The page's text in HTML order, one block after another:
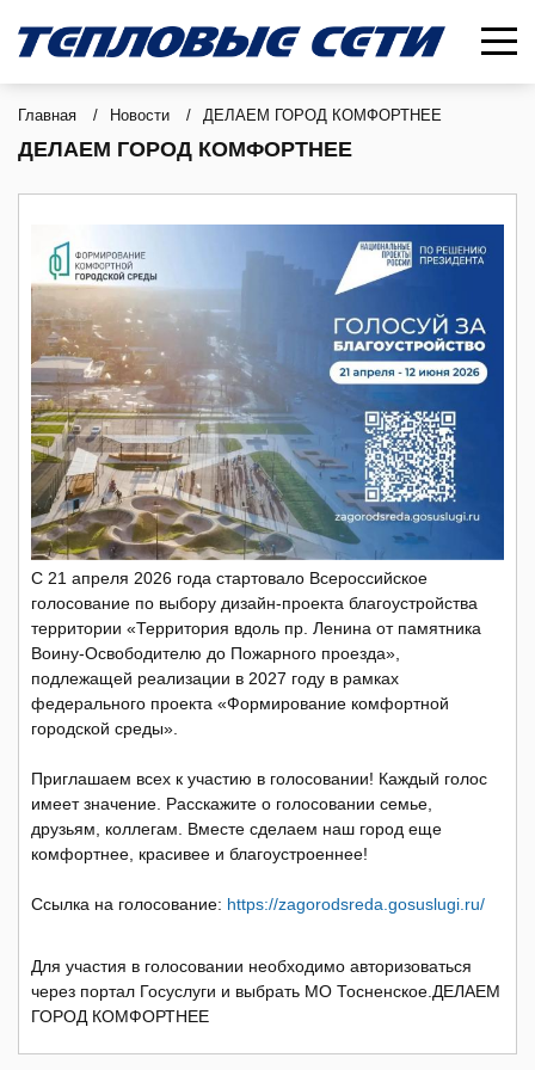
Главная / Новости / ДЕЛАЕМ ГОРОД КОМФОРТНЕЕ
ДЕЛАЕМ ГОРОД КОМФОРТНЕЕ
С 21 апреля 2026 года стартовало Всероссийское
голосование по выбору дизайн-проекта благоустройства
территории «Территория вдоль пр. Ленина от памятника
Воину-Освободителю до Пожарного проезда»,
подлежащей реализации в 2027 году в рамках
федерального проекта «Формирование комфортной
городской среды».
Приглашаем всех к участию в голосовании! Каждый голос
имеет значение. Расскажите о голосовании семье,
друзьям, коллегам. Вместе сделаем наш город еще
комфортнее, красивее и благоустроеннее!
Ссылка на голосование: https://zagorodsreda.gosuslugi.ru/
Для участия в голосовании необходимо авторизоваться
через портал Госуслуги и выбрать МО Тосненское. ДЕЛАЕМ
ГОРОД КОМФОРТНЕЕ